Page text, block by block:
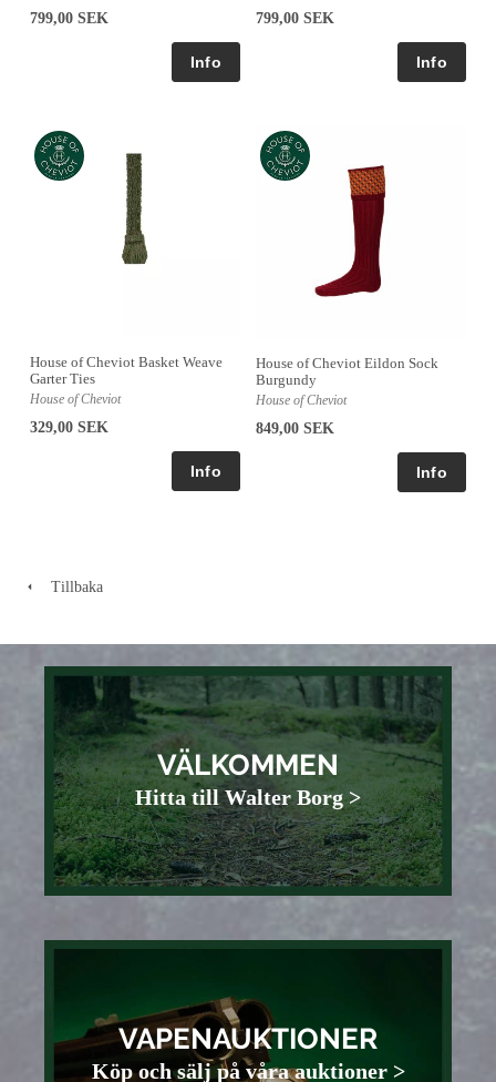
799,00 SEK 799,00 SEK
House of Cheviot Basket Weave
Garter Ties
House of Cheviot
329,00 SEK
House of Cheviot Eildon Sock
Burgundy
House of Cheviot
849,00 SEK
Tillbaka
VÄLKOMMEN
Hitta till Walter Borg >
VAPENAUKTIONER
Köp och sälj på våra auktioner >